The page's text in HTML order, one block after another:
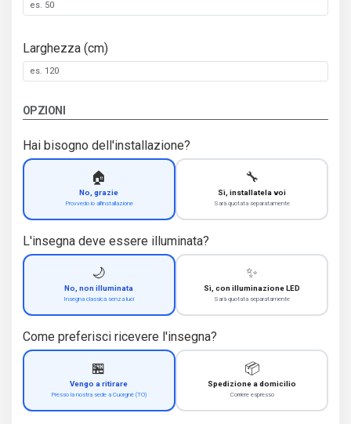
Larghezza (cm)
OPZIONI
Hai bisogno dell'installazione?
🏠
No, grazie
Provvedo io all'installazione
🔧
Sì, installatela voi
Sarà quotata separatamente
L'insegna deve essere illuminata?
🌙
No, non illuminata
Insegna classica senza luci
✨
Sì, con illuminazione LED
Sarà quotata separatamente
Come preferisci ricevere l'insegna?
🏪
Vengo a ritirare
Presso la nostra sede a Cuorgnè (TO)
📦
Spedizione a domicilio
Corriere espresso